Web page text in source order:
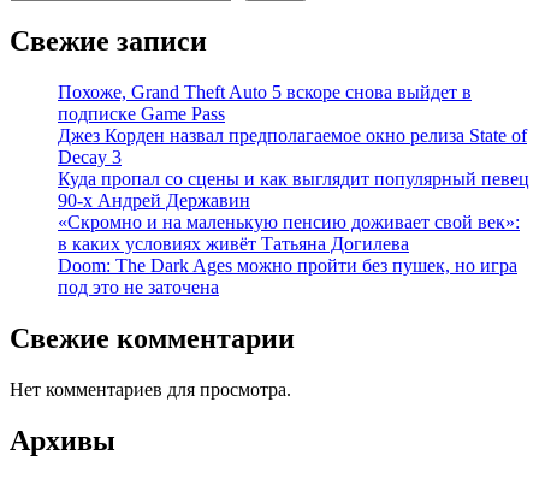
Свежие записи
Похоже, Grand Theft Auto 5 вскоре снова выйдет в
подписке Game Pass
Джез Корден назвал предполагаемое окно релиза State of
Decay 3
Куда пропал со сцены и как выглядит популярный певец
90-х Андрей Державин
«Скромно и на маленькую пенсию доживает свой век»:
в каких условиях живёт Татьяна Догилева
Doom: The Dark Ages можно пройти без пушек, но игра
под это не заточена
Свежие комментарии
Нет комментариев для просмотра.
Архивы